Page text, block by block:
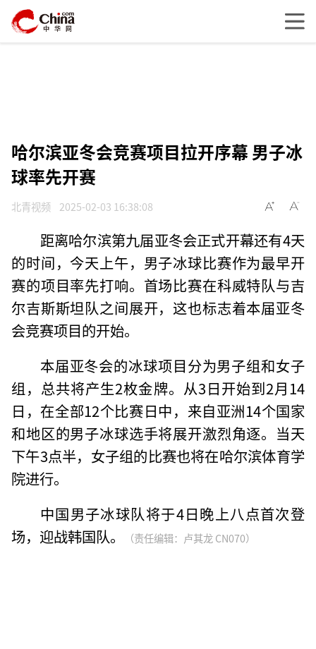
哈尔滨亚冬会竞赛项目拉开序幕 男子冰
球率先开赛
北青视频 2025-02-03 16:38:08
距离哈尔滨第九届亚冬会正式开幕还有4天
的时间，今天上午，男子冰球比赛作为最早开
赛的项目率先打响。首场比赛在科威特队与吉
尔吉斯斯坦队之间展开，这也标志着本届亚冬
会竞赛项目的开始。
本届亚冬会的冰球项目分为男子组和女子
组，总共将产生2枚金牌。从3日开始到2月14
日，在全部12个比赛日中，来自亚洲14个国家
和地区的男子冰球选手将展开激烈角逐。当天
下午3点半，女子组的比赛也将在哈尔滨体育学
院进行。
中国男子冰球队将于4日晚上八点首次登
场，迎战韩国队。
（责任编辑：卢其龙 CN070）